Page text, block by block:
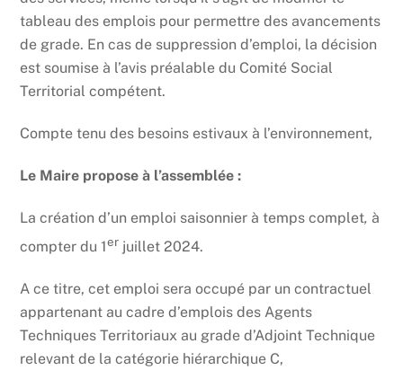
tableau des emplois pour permettre des avancements
de grade. En cas de suppression d’emploi, la décision
est soumise à l’avis préalable du Comité Social
Territorial compétent.
Compte tenu des besoins estivaux à l’environnement,
Le Maire propose à l’assemblée :
La création d’un emploi saisonnier à temps complet, à
compter du 1er juillet 2024.
A ce titre, cet emploi sera occupé par un contractuel
appartenant au cadre d’emplois des Agents
Techniques Territoriaux au grade d’Adjoint Technique
relevant de la catégorie hiérarchique C,